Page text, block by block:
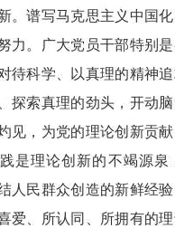
。谱写马克思主义中国
力。广大党员干部特别
待科学、以真理的精神
探索真理的劲头，开动
见，为党的理论创新贡
是理论创新的不竭源泉
人民群众创造的新鲜经
爱、所认同、所拥有的